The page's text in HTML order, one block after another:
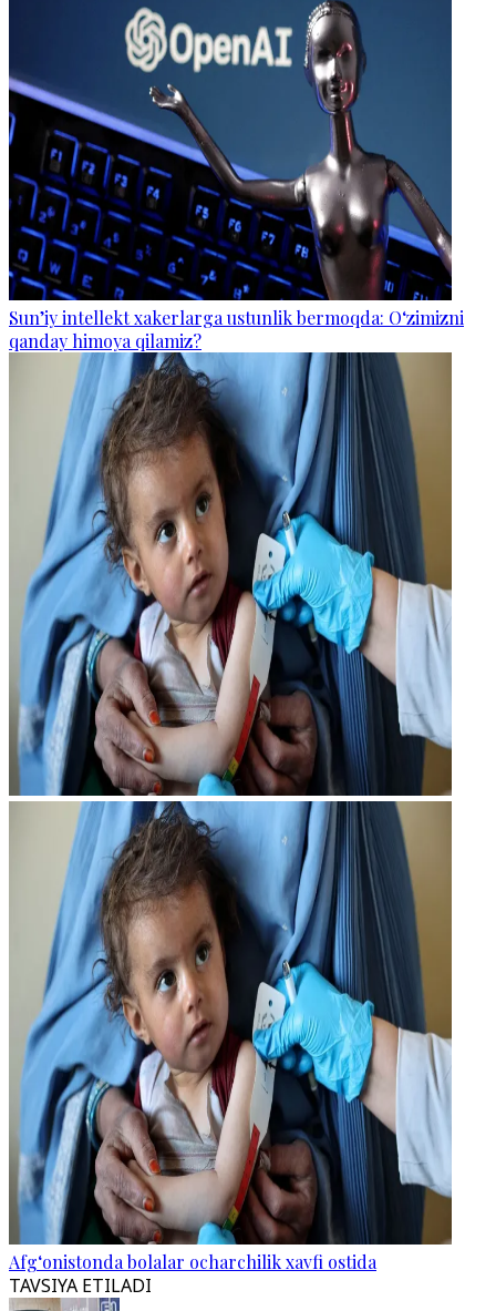
Sun’iy intellekt xakerlarga ustunlik bermoqda: O‘zimizni
qanday himoya qilamiz?
Afg‘onistonda bolalar ocharchilik xavfi ostida
TAVSIYA ETILADI